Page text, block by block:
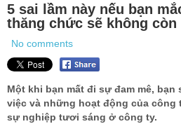
5 sai lầm này nếu bạn
thăng chức sẽ không còn
No comments
Một khi bạn mất đi sự đam mê,
việc và những hoạt động của công
sự nghiệp tươi sáng ở công ty.